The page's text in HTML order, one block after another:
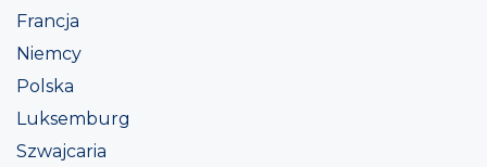
Francja
Niemcy
Polska
Luksemburg
Szwajcaria